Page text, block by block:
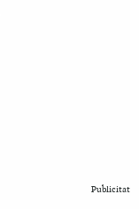
Publicitat